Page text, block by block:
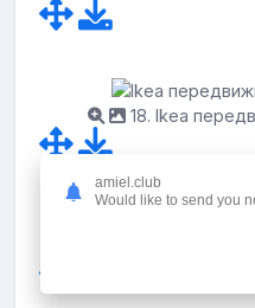
18. Ikea
amiel.club
Would like to send you